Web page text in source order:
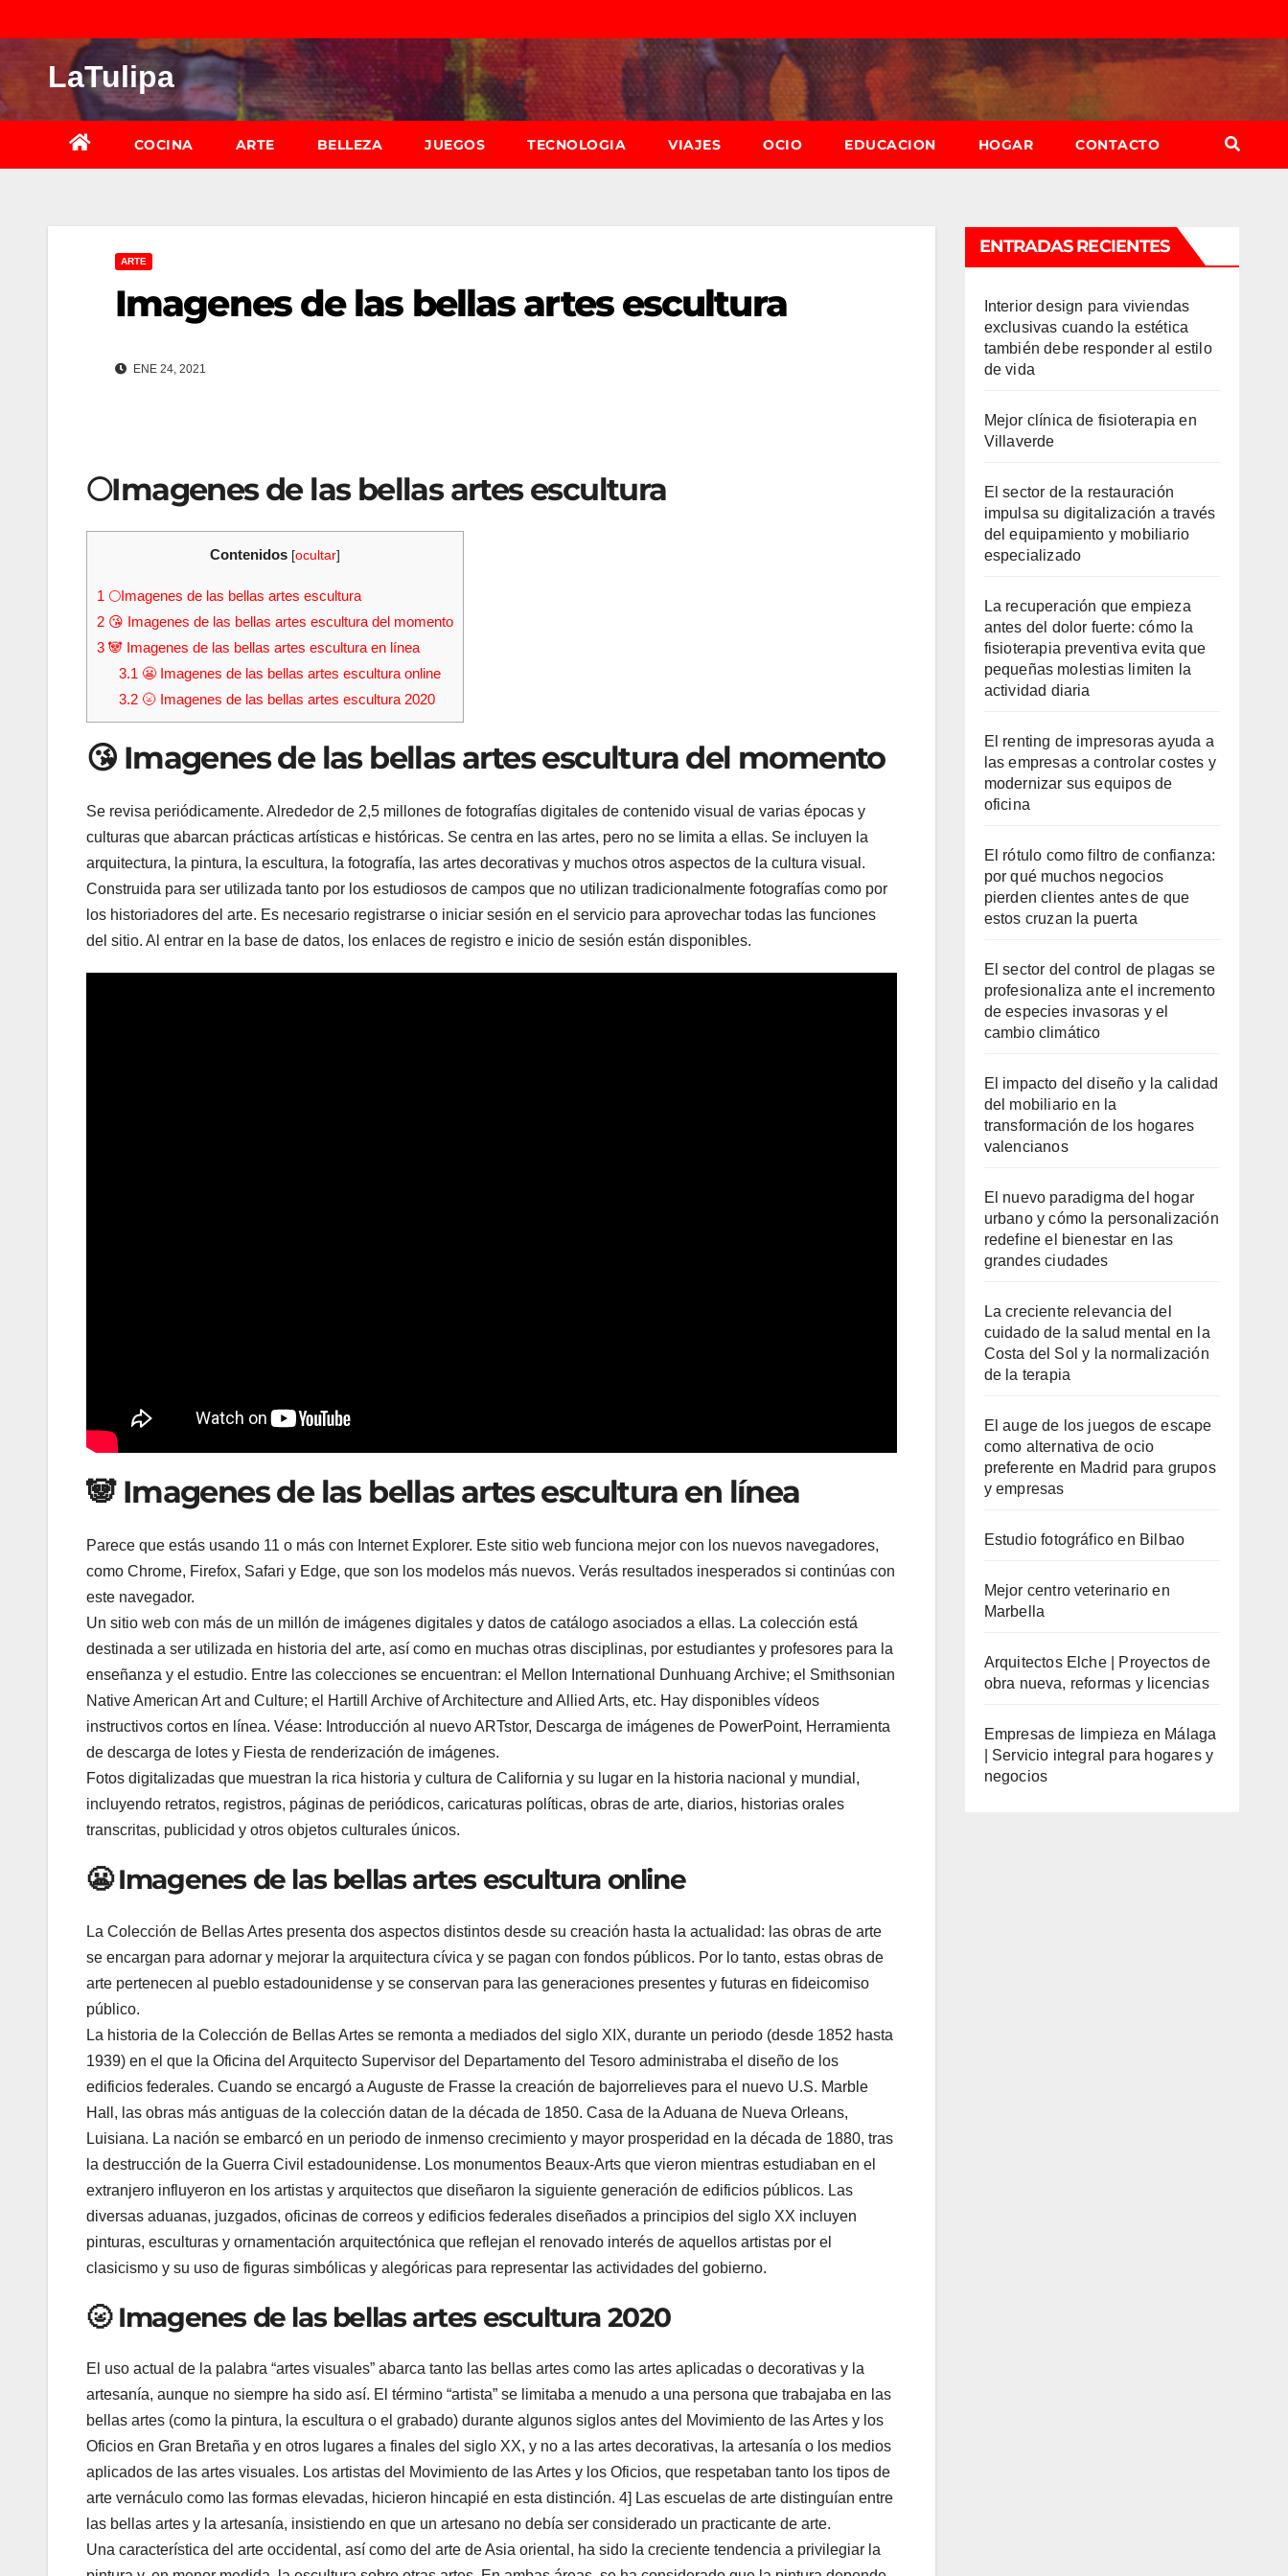
al
contenidoLaTulipa
COCINA ARTE BELLEZA JUEGOS TECNOLOGIA VIAJES OCIO EDUCACION HOGAR CONTACTO
ARTE
Imagenes de las bellas artes escultura
ENE 24, 2021
🌕Imagenes de las bellas artes escultura
Contenidos [ocultar]
1 🌕Imagenes de las bellas artes escultura
2 😘 Imagenes de las bellas artes escultura del momento
3 🐼 Imagenes de las bellas artes escultura en línea
3.1 😬 Imagenes de las bellas artes escultura online
3.2🌝 Imagenes de las bellas artes escultura 2020
😘 Imagenes de las bellas artes escultura del momento
Se revisa periódicamente. Alrededor de 2,5 millones de fotografías digitales de contenido visual de varias épocas y
culturas que abarcan prácticas artísticas e históricas. Se centra en las artes, pero no se limita a ellas. Se incluyen la
arquitectura, la pintura, la escultura, la fotografía, las artes decorativas y muchos otros aspectos de la cultura visual.
Construida para ser utilizada tanto por los estudiosos de campos que no utilizan tradicionalmente fotografías como por
los historiadores del arte. Es necesario registrarse o iniciar sesión en el servicio para aprovechar todas las funciones
del sitio. Al entrar en la base de datos, los enlaces de registro e inicio de sesión están disponibles.
🐼 Imagenes de las bellas artes escultura en línea
Parece que estás usando 11 o más con Internet Explorer. Este sitio web funciona mejor con los nuevos navegadores,
como Chrome, Firefox, Safari y Edge, que son los modelos más nuevos. Verás resultados inesperados si continúas con
este navegador.
Un sitio web con más de un millón de imágenes digitales y datos de catálogo asociados a ellas. La colección está
destinada a ser utilizada en historia del arte, así como en muchas otras disciplinas, por estudiantes y profesores para la
enseñanza y el estudio. Entre las colecciones se encuentran: el Mellon International Dunhuang Archive; el Smithsonian
Native American Art and Culture; el Hartill Archive of Architecture and Allied Arts, etc. Hay disponibles vídeos
instructivos cortos en línea. Véase: Introducción al nuevo ARTstor, Descarga de imágenes de PowerPoint, Herramienta
de descarga de lotes y Fiesta de renderización de imágenes.
Fotos digitalizadas que muestran la rica historia y cultura de California y su lugar en la historia nacional y mundial,
incluyendo retratos, registros, páginas de periódicos, caricaturas políticas, obras de arte, diarios, historias orales
transcritas, publicidad y otros objetos culturales únicos.
😬 Imagenes de las bellas artes escultura online
La Colección de Bellas Artes presenta dos aspectos distintos desde su creación hasta la actualidad: las obras de arte
se encargan para adornar y mejorar la arquitectura cívica y se pagan con fondos públicos. Por lo tanto, estas obras de
arte pertenecen al pueblo estadounidense y se conservan para las generaciones presentes y futuras en fideicomiso
público.
La historia de la Colección de Bellas Artes se remonta a mediados del siglo XIX, durante un periodo (desde 1852 hasta
1939) en el que la Oficina del Arquitecto Supervisor del Departamento del Tesoro administraba el diseño de los
edificios federales. Cuando se encargó a Auguste de Frasse la creación de bajorrelieves para el nuevo U.S. Marble
Hall, las obras más antiguas de la colección datan de la década de 1850. Casa de la Aduana de Nueva Orleans,
Luisiana. La nación se embarcó en un periodo de inmenso crecimiento y mayor prosperidad en la década de 1880, tras
la destrucción de la Guerra Civil estadounidense. Los monumentos Beaux-Arts que vieron mientras estudiaban en el
extranjero influyeron en los artistas y arquitectos que diseñaron la siguiente generación de edificios públicos. Las
diversas aduanas, juzgados, oficinas de correos y edificios federales diseñados a principios del siglo XX incluyen
pinturas, esculturas y ornamentación arquitectónica que reflejan el renovado interés de aquellos artistas por el
clasicismo y su uso de figuras simbólicas y alegóricas para representar las actividades del gobierno.
🌝 Imagenes de las bellas artes escultura 2020
El uso actual de la palabra “artes visuales” abarca tanto las bellas artes como las artes aplicadas o decorativas y la
artesanía, aunque no siempre ha sido así. El término “artista” se limitaba a menudo a una persona que trabajaba en las
bellas artes (como la pintura, la escultura o el grabado) durante algunos siglos antes del Movimiento de las Artes y los
Oficios en Gran Bretaña y en otros lugares a finales del siglo XX, y no a las artes decorativas, la artesanía o los medios
aplicados de las artes visuales. Los artistas del Movimiento de las Artes y los Oficios, que respetaban tanto los tipos de
arte vernáculo como las formas elevadas, hicieron hincapié en esta distinción. 4] Las escuelas de arte distinguían entre
las bellas artes y la artesanía, insistiendo en que un artesano no debía ser considerado un practicante de arte.
Una característica del arte occidental, así como del arte de Asia oriental, ha sido la creciente tendencia a privilegiar la
ENTRADAS RECIENTES
Interior design para viviendas
exclusivas cuando la estética
también debe responder al estilo
de vida
Mejor clínica de fisioterapia en
Villaverde
El sector de la restauración
impulsa su digitalización a través
del equipamiento y mobiliario
especializado
La recuperación que empieza
antes del dolor fuerte: cómo la
fisioterapia preventiva evita que
pequeñas molestias limiten la
actividad diaria
El renting de impresoras ayuda a
las empresas a controlar costes y
modernizar sus equipos de
oficina
El rótulo como filtro de confianza:
por qué muchos negocios
pierden clientes antes de que
estos cruzan la puerta
El sector del control de plagas se
profesionaliza ante el incremento
de especies invasoras y el
cambio climático
El impacto del diseño y la calidad
del mobiliario en la
transformación de los hogares
valencianos
El nuevo paradigma del hogar
urbano y cómo la personalización
redefine el bienestar en las
grandes ciudades
La creciente relevancia del
cuidado de la salud mental en la
Costa del Sol y la normalización
de la terapia
El auge de los juegos de escape
como alternativa de ocio
preferente en Madrid para grupos
y empresas
Estudio fotográfico en Bilbao
Mejor centro veterinario en
Marbella
Arquitectos Elche | Proyectos de
obra nueva, reformas y licencias
Empresas de limpieza en Málaga
| Servicio integral para hogares y
negocios